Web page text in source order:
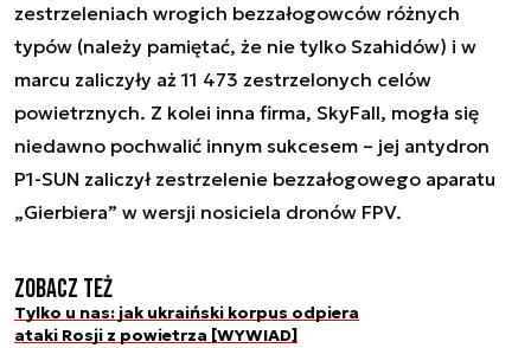
zestrzeleniach wrogich bezzałogowców różnych
typów (należy pamiętać, że nie tylko Szahidów) i w
marcu zaliczyły aż 11 473 zestrzelonych celów
powietrznych. Z kolei inna firma, SkyFall, mogła się
niedawno pochwalić innym sukcesem – jej antydron
P1-SUN zaliczył zestrzelenie bezzałogowego aparatu
„Gierbiera” w wersji nosiciela dronów FPV.
Zobacz też
Tylko u nas: jak ukraiński korpus odpiera
ataki Rosji z powietrza [WYWIAD]